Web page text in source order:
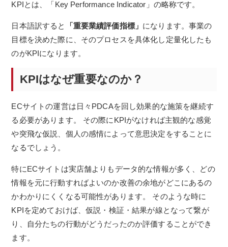
KPIとは、「Key Performance Indicator」の略称です。
日本語訳すると 「重要業績評価指標」 になります。事業の
目標を決めた際に、そのプロセスを具体化し定量化したも
のがKPIになります。
KPIはなぜ重要なのか？
ECサイトの運営は日々PDCAを回し効果的な施策を継続す
る必要があります。 その際にKPIがなければ主観的な感覚
や突飛な仮説、個人の感情によって意思決定をすることに
なるでしょう。
特にECサイトは実店舗よりもデータ的な情報が多く、どの
情報を元に行動すればよいのか改善の余地がどこにあるの
かわかりにくくなる可能性があります。 そのような時に
KPIを定めておけば、仮説・検証・結果が線となって繋が
り、自分たちの行動がどうだったのか評価することができ
ます。